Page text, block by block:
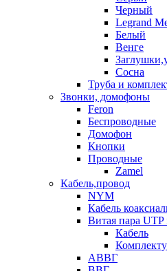
Черный
Legrand
Белый
Венге
Сосна
Труба и
Звонки, домофоны
Feron
Беспроводные
Домофон
Кнопки
Проводные
Zamel
Кабель,провод
NYM
Кабель
Витая пара
Кабель
АВВГ